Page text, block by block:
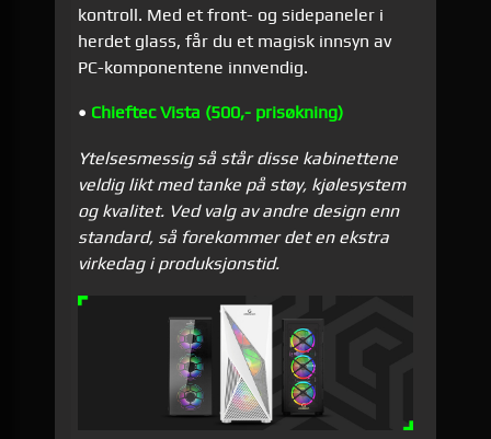
kontroll. Med et front- og sidepaneler i
herdet glass, får du et magisk innsyn av
PC-komponentene innvendig.
• Chieftec Vista (500,- prisøkning)
Ytelsesmessig så står disse kabinettene
veldig likt med tanke på støy, kjølesystem
og kvalitet. Ved valg av andre design enn
standard, så forekommer det en ekstra
virkedag i produksjonstid.